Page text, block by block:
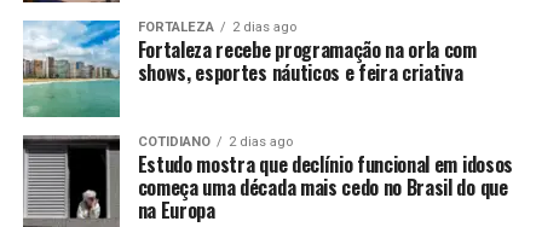
FORTALEZA 2 dias ago
Fortaleza recebe programação na orla com
shows, esportes náuticos e feira criativa
COTIDIANO 2 dias ago
Estudo mostra que declínio funcional em idosos
começa uma década mais cedo no Brasil do que
na Europa